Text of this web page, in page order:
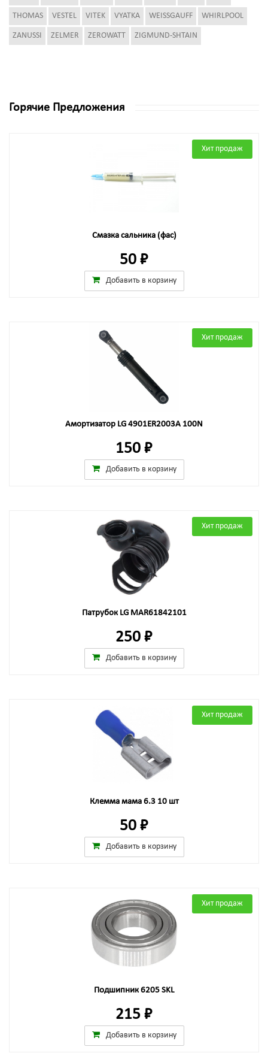
THOMAS VESTEL VITEK VYATKA WEISSGAUFF WHIRLPOOL
ZANUSSI ZELMER ZEROWATT ZIGMUND-SHTAIN
Горячие Предложения
Хит продаж
Смазка сальника (фас)
50 ₽
Добавить в корзину
Хит продаж
Амортизатор LG 4901ER2003A 100N
150 ₽
Добавить в корзину
Хит продаж
Патрубок LG MAR61842101
250 ₽
Добавить в корзину
Хит продаж
Клемма мама 6.3 10 шт
50 ₽
Добавить в корзину
Хит продаж
Подшипник 6205 SKL
215 ₽
Добавить в корзину